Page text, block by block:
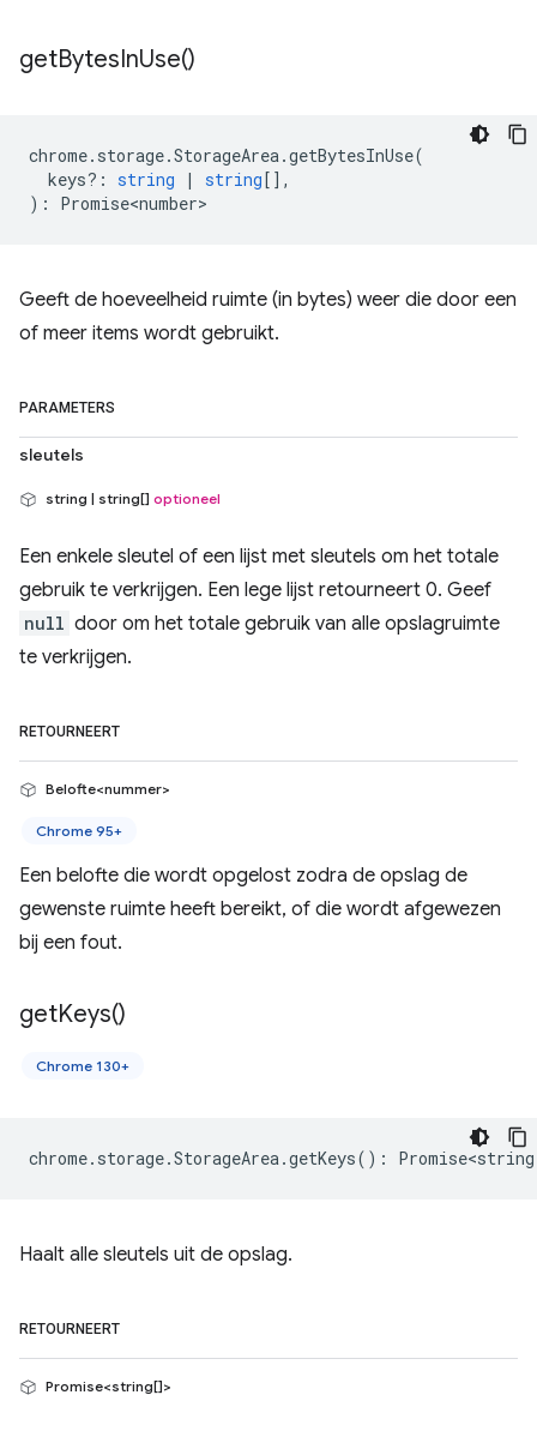
getBytesInUse()
chrome. storage.StorageArea.getBytesInUse(
keys? : string | string[],
) : Promise<number>
Geeft de hoeveelheid ruimte (in bytes) weer die door een
of meer items wordt gebruikt.
PARAMETERS
sleutels
string | string[] optioneel
Een enkele sleutel of een lijst met sleutels om het totale
gebruik te verkrijgen. Een lege lijst retourneert 0. Geef
null door om het totale gebruik van alle opslagruimte
te verkrijgen.
RETOURNEERT
Belofte<nummer>
Chrome 95+
Een belofte die wordt opgelost zodra de opslag de
gewenste ruimte heeft bereikt, of die wordt afgewezen
bij een fout.
getKeys()
Chrome 130+
chrome. storage.StorageArea.getKeys() : Promise<string
Haalt alle sleutels uit de opslag.
RETOURNEERT
Promise<string[]>